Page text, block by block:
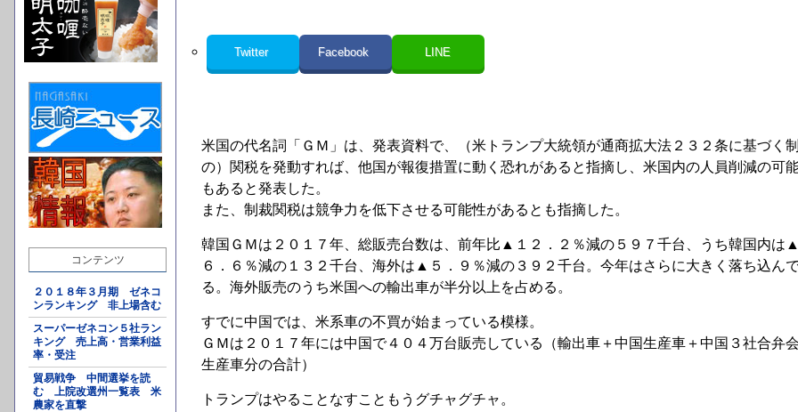
コンテンツ
２０１８年３月期 ゼネコ
ンランキング 非上場含む
スーパーゼネコン５社ラン
キング 売上高・営業利益
率・受注
貿易戦争 中間選挙を読
む 上院改選州一覧表 米
農家を直撃
Twitter Facebook LINE
米国の代名詞「ＧＭ」は、発表資料で、（米トランプ大統領が通商拡大法２３２条に基づく
の）関税を発動すれば、他国が報復措置に動く恐れがあると指摘し、米国内の人員削減の可
もあると発表した。
また、制裁関税は競争力を低下させる可能性があるとも指摘した。
韓国ＧＭは２０１７年、総販売台数は、前年比▲１２．２％減の５９７千台、うち韓国内は
６．６％減の１３２千台、海外は▲５．９％減の３９２千台。今年はさらに大きく落ち込ん
る。海外販売のうち米国への輸出車が半分以上を占める。
すでに中国では、米系車の不買が始まっている模様。
ＧＭは２０１７年には中国で４０４万台販売している（輸出車＋中国生産車＋中国３社合弁
生産車分の合計）
トランプはやることなすこともうグチャグチャ。